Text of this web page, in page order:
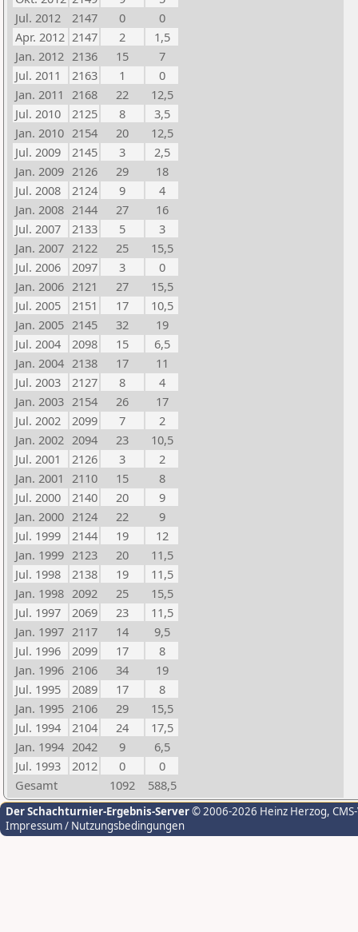
Jul. 2012
2147 0
0
Apr. 2012 2147 2
1,5
Jan. 2012 2136 15
7
Jul. 2011
2163 1
0
Jan. 2011 2168 22
12,5
Jul. 2010
2125 8
3,5
Jan. 2010 2154 20
12,5
Jul. 2009
2145 3
2,5
Jan. 2009 2126 29
18
Jul. 2008
2124 9
4
Jan. 2008 2144 27
16
Jul. 2007
2133 5
3
Jan. 2007 2122 25
15,5
Jul. 2006
2097 3
0
Jan. 2006 2121 27
15,5
Jul. 2005
2151 17
10,5
Jan. 2005 2145 32
19
Jul. 2004
2098 15
6,5
Jan. 2004 2138 17
11
Jul. 2003
2127 8
4
Jan. 2003 2154 26
17
Jul. 2002
2099 7
2
Jan. 2002 2094 23
10,5
Jul. 2001
2126 3
2
Jan. 2001 2110 15
8
Jul. 2000
2140 20
9
Jan. 2000 2124 22
9
Jul. 1999
2144 19
12
Jan. 1999 2123 20
11,5
Jul. 1998
2138 19
11,5
Jan. 1998 2092 25
15,5
Jul. 1997
2069 23
11,5
Jan. 1997 2117 14
9,5
Jul. 1996
2099 17
8
Jan. 1996 2106 34
19
Jul. 1995
2089 17
8
Jan. 1995 2106 29
15,5
Jul. 1994
2104 24
17,5
Jan. 1994 2042 9
6,5
Jul. 1993
2012 0
0
Gesamt
1092 588,5
Der Schachturnier-Ergebnis-Server© 2006-2026 Heinz Herzog,
Impressum / Nutzungsbedingungen